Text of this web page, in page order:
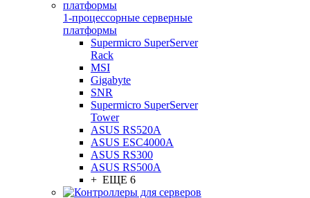
1-процессорные серверные
платформы
Supermicro SuperServer
Rack
MSI
Gigabyte
SNR
Supermicro SuperServer
Tower
ASUS RS520A
ASUS ESC4000A
ASUS RS300
ASUS RS500A
+ ЕЩЕ 6